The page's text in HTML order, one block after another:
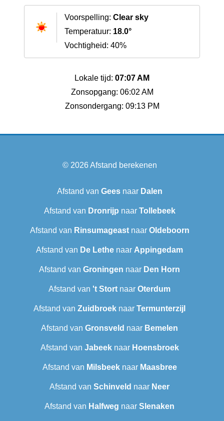
Voorspelling: Clear sky
Temperatuur: 18.0°
Vochtigheid: 40%
Lokale tijd: 07:07 AM
Zonsopgang: 06:02 AM
Zonsondergang: 09:13 PM
© 2026Afstand berekenen
Afstand van Geesnaar Dalen
Afstand van Dronrijp naar Tollebeek
Afstand van Rinsumageastnaar Oldeboorn
Afstand van De Lethe naar Appingedam
Afstand van Groningen naar Den Horn
Afstand van 't Stort naar Oterdum
Afstand van Zuidbroek naar Termunterzijl
Afstand van Gronsveld naar Bemelen
Afstand van Jabeeknaar Hoensbroek
Afstand van Milsbeeknaar Maasbree
Afstand van Schinveld naar Neer
Afstand van Halfweg naar Slenaken